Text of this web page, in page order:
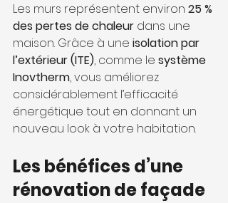
Les murs représentent environ 25 %
des pertes de chaleur dans une
maison. Grâce à une isolation par
l’extérieur (ITE), comme le système
Inovtherm, vous améliorez
considérablement l’efficacité
énergétique tout en donnant un
nouveau look à votre habitation.
Les bénéfices d’une
rénovation de façade